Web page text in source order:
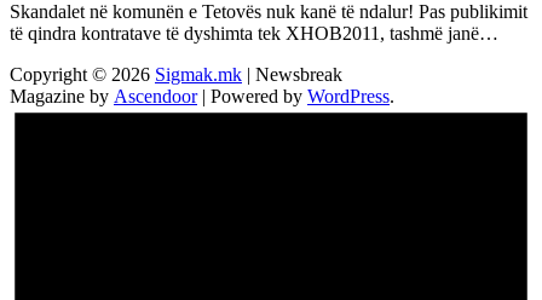
Skandalet në komunën e Tetovës nuk kanë të ndalur! Pas publikimit
të qindra kontratave të dyshimta tek XHOB2011, tashmë janë…
Copyright © 2026 Sigmak.mk | Newsbreak
Magazine by Ascendoor| Powered by WordPress.